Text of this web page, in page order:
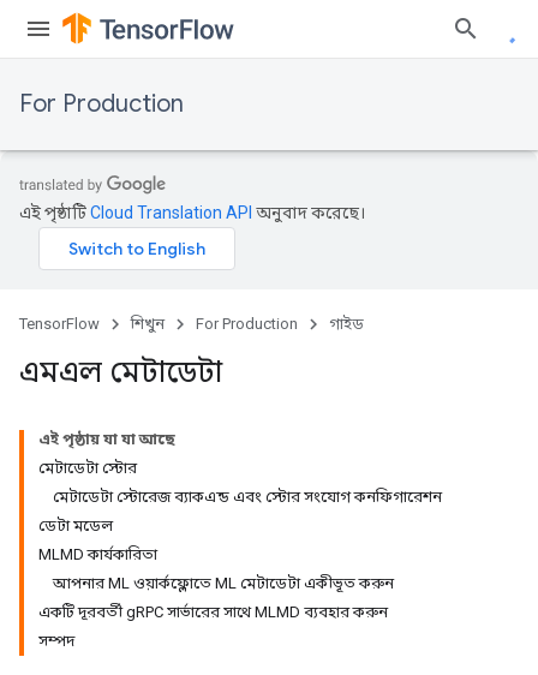
For Production
এই পৃষ্ঠাটিCloud Translation API অনুবাদ করেছে।
TensorFlow শিখুন For Production গাইড
এমএল মেটাডেটা
এই পৃষ্ঠায় যা যা আছে
মেটাডেটা স্টোর
মেটাডেটা স্টোরেজ ব্যাকএন্ড এবং স্টোর সংযোগ কনফিগারেশন
ডেটা মডেল
MLMD কার্যকারিতা
আপনার ML ওয়ার্কফ্লোতে ML মেটাডেটা একীভূত করুন
একটি দূরবর্তী gRPC সার্ভারের সাথে MLMD ব্যবহার করুন
সম্পদ